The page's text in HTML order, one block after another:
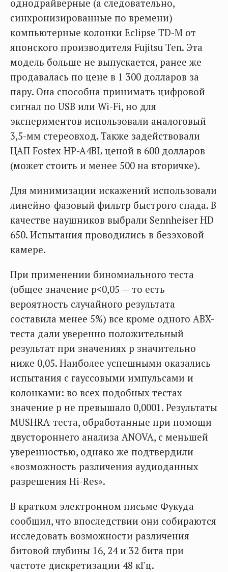
однодрайверные (а следовательно,
синхронизированные по времени)
компьютерные колонки Eclipse TD-M от
японского производителя Fujitsu Ten. Эта
модель больше не выпускается, ранее же
продавалась по цене в 1 300 долларов за
пару. Она способна принимать цифровой
сигнал по USB или Wi-Fi, но для
экспериментов использовали аналоговый
3,5-мм стереовход. Также задействовали
ЦАП Fostex HP-A4BL ценой в 600 долларов
(может стоить и менее 500 на вторичке).
Для минимизации искажений использовали
линейно-фазовый фильтр быстрого спада. В
качестве наушников выбрали Sennheiser HD
650. Испытания проводились в безэховой
камере.
При применении биномиального теста
(общее значение p<0,05 — то есть
вероятность случайного результата
составила менее 5%) все кроме одного ABX-
теста дали уверенно положительный
результат при значениях p значительно
ниже 0,05. Наиболее успешными оказались
испытания с гауссовыми импульсами и
колонками: во всех подобных тестах
значение p не превышало 0,0001. Результаты
MUSHRA-теста, обработанные при помощи
двустороннего анализа ANOVA, с меньшей
уверенностью, однако же подтвердили
«возможность различения аудиоданных
разрешения Hi-Res».
В кратком электронном письме Фукуда
сообщил, что впоследствии они собираются
исследовать возможности различения
битовой глубины 16, 24 и 32 бита при
частоте дискретизации 48 кГц.